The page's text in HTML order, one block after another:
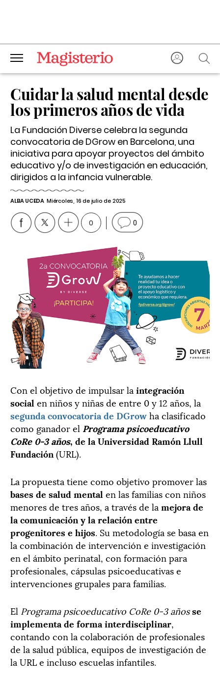
Cuidar la salud mental desde
los primeros años de vida
La Fundación Diverse celebra la segunda
convocatoria de DGrow en Barcelona, una
iniciativa para apoyar proyectos del ámbito
educativo y/o de investigación en educación,
dirigidos a la infancia vulnerable.
ALBA UCEDA Miércoles, 16 de julio de 2025
0 0
Con el objetivo de impulsar la integración
social en niños y niñas de entre 0 y 12 años, la
segunda convocatoria de DGrowha clasificado
como ganador el Programa psicoeducativo
CoRe 0-3 años, de la Universidad Ramón Llull
Fundación (URL).
La propuesta tiene como objetivo promover las
bases de salud mental en las familias con niños
menores de tres años, a través de la mejora de
la comunicación y la relación entre
progenitores e hijos. Su metodología se basa en
la combinación de intervención e investigación
en el ámbito perinatal, con formación para
profesionales, cápsulas psicoeducativas e
intervenciones grupales para familias.
El Programa psicoeducativo CoRe 0-3 añosse
implementa de forma interdisciplinar,
contando con la colaboración de profesionales
de la salud pública, equipos de investigación de
la URL e incluso escuelas infantiles.